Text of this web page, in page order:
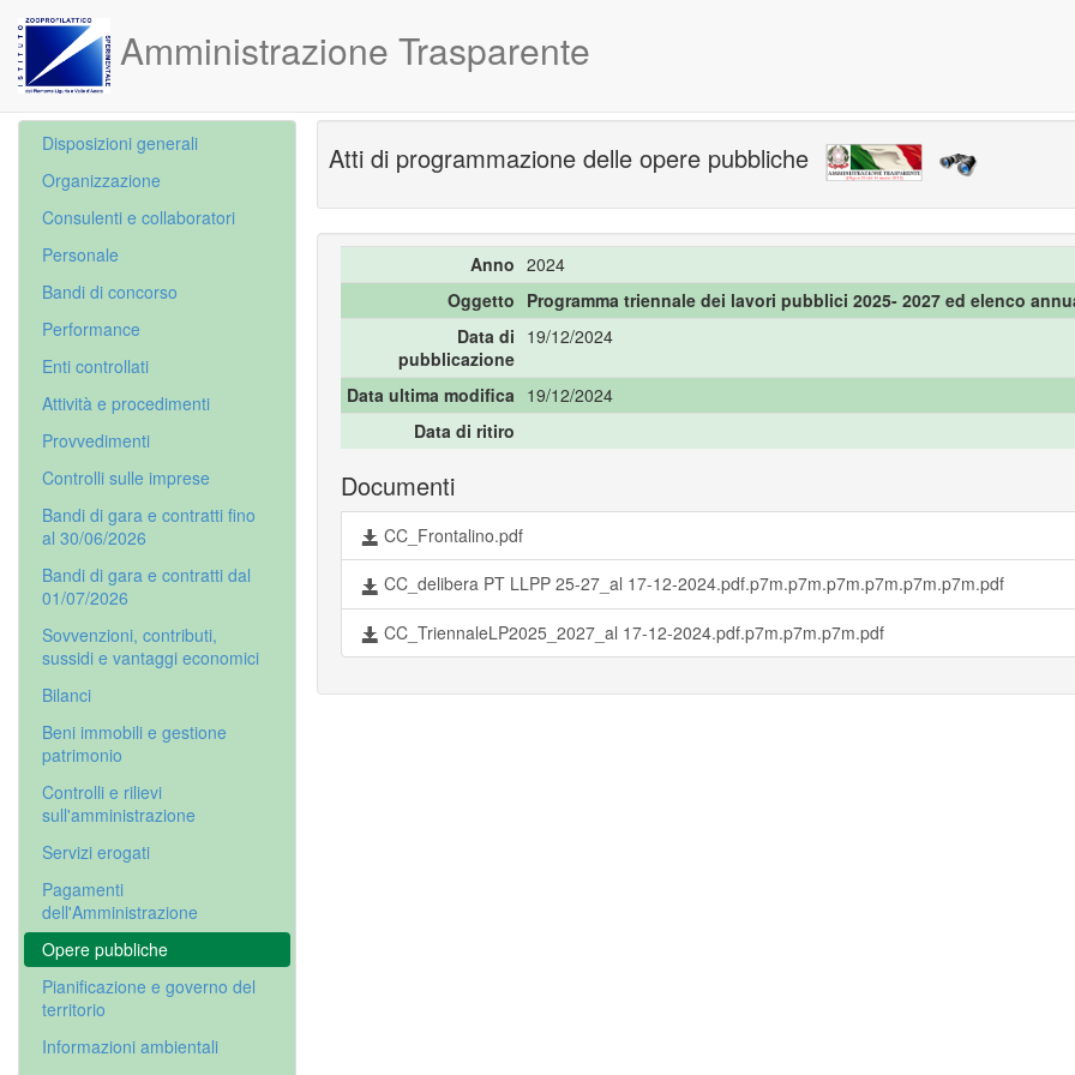
Amministrazione Trasparente
Disposizioni generali
Organizzazione
Consulenti e collaboratori
Personale
Bandi di concorso
Performance
Enti controllati
Attività e procedimenti
Provvedimenti
Controlli sulle imprese
Bandi di gara e contratti fino
al 30/06/2026
Bandi di gara e contratti dal
01/07/2026
Sovvenzioni, contributi,
sussidi e vantaggi economici
Bilanci
Beni immobili e gestione
patrimonio
Controlli e rilievi
sull'amministrazione
Servizi erogati
Pagamenti
dell'Amministrazione
Opere pubbliche
Pianificazione e governo del
territorio
Informazioni ambientali
Atti di programmazione delle opere pubbliche
Anno 2024
Oggetto Programma triennale dei lavori pubblici 2025- 2027 ed elenco
Data di
pubblicazione
19/12/2024
Data ultima modifica 19/12/2024
Data di ritiro
Documenti
CC_Frontalino.pdf
CC_delibera PT LLPP 25-27_al 17-12-2024.pdf.p7m.p7m.p7m.p7m.p7m.p7m.pdf
CC_TriennaleLP2025_2027_al 17-12-2024.pdf.p7m.p7m.p7m.pdf